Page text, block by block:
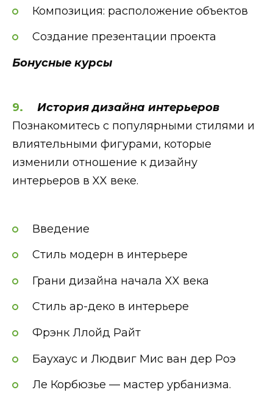
Композиция: расположение объектов
Создание презентации проекта
Бонусные курсы
История дизайна интерьеров
Познакомитесь с популярными стилями и
влиятельными фигурами, которые
изменили отношение к дизайну
интерьеров в XX веке.
Введение
Стиль модерн в интерьере
Грани дизайна начала XX века
Стиль ар-деко в интерьере
Фрэнк Ллойд Райт
Баухаус и Людвиг Мис ван дер Роэ
Ле Корбюзье — мастер урбанизма.